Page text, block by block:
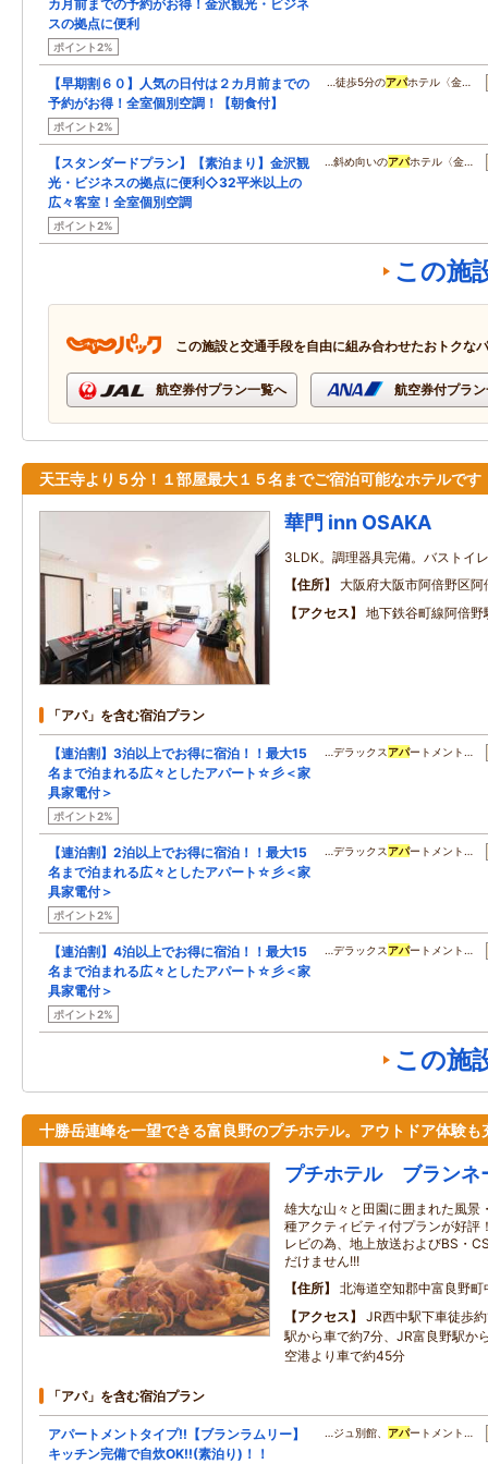
カ月前までの予約がお得！金沢観光・ビジネ
スの拠点に便利
ポイント2%
【早期割６０】人気の日付は２カ月前までの
予約がお得！全室個別空調！【朝食付】
ポイント2%
…徒歩5分のアパホテル〈金…
【スタンダードプラン】【素泊まり】金沢観
光・ビジネスの拠点に便利◇32平米以上の
広々客室！全室個別空調
ポイント2%
…斜め向いのアパホテル〈金…
この施
この施設と交通手段を自由に組み合わせたおトクな
航空券付プラン一覧へ 航空券付プラ
天王寺より５分！１部屋最大１５名までご宿泊可能なホテルです
華門 inn OSAKA
3LDK。調理器具完備。バストイ
住所
大阪府大阪市阿倍野区
アクセス
地下鉄谷町線阿倍
「アパ」を含む宿泊プラン
【連泊割】3泊以上でお得に宿泊！！最大15
名まで泊まれる広々としたアパート☆彡＜家
具家電付＞
ポイント2%
…デラックス アパートメント…
【連泊割】2泊以上でお得に宿泊！！最大15
名まで泊まれる広々としたアパート☆彡＜家
具家電付＞
ポイント2%
…デラックス アパートメント…
【連泊割】4泊以上でお得に宿泊！！最大15
名まで泊まれる広々としたアパート☆彡＜家
具家電付＞
ポイント2%
…デラックス アパートメント…
この施
十勝岳連峰を一望できる富良野のプチホテル。アウトドア体験も
プチホテル ブランネ
雄大な山々と田園に囲まれた風景
種アクティビティ付プランが好評
レビの為、地上放送およびBS・
だけません!!!
住所
北海道空知郡中富良野
アクセス
JR西中駅下車徒歩
駅から車で約7分、JR富良野駅か
空港より車で約45分
「アパ」を含む宿泊プラン
アパートメントタイプ!!【ブランラムリー】
キッチン完備で自炊OK!!(素泊り)！！
…ジュ別館、 アパートメント…